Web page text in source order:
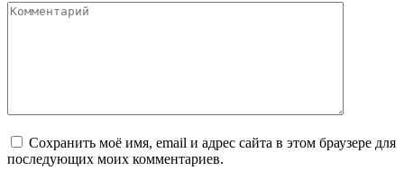
Комментарий
Сохранить моё имя, email и адрес сайта в этом браузере для
последующих моих комментариев.